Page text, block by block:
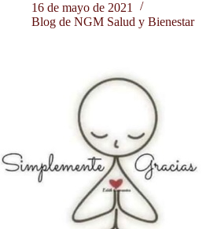
Mindfulness y CP
Acompañamiento terapéutico.
Proyecto de Vida
Sobre mí
Testimonios
Contacto
Blog
16 de mayo de 2021
Blog de NGM Salud y Bienestar